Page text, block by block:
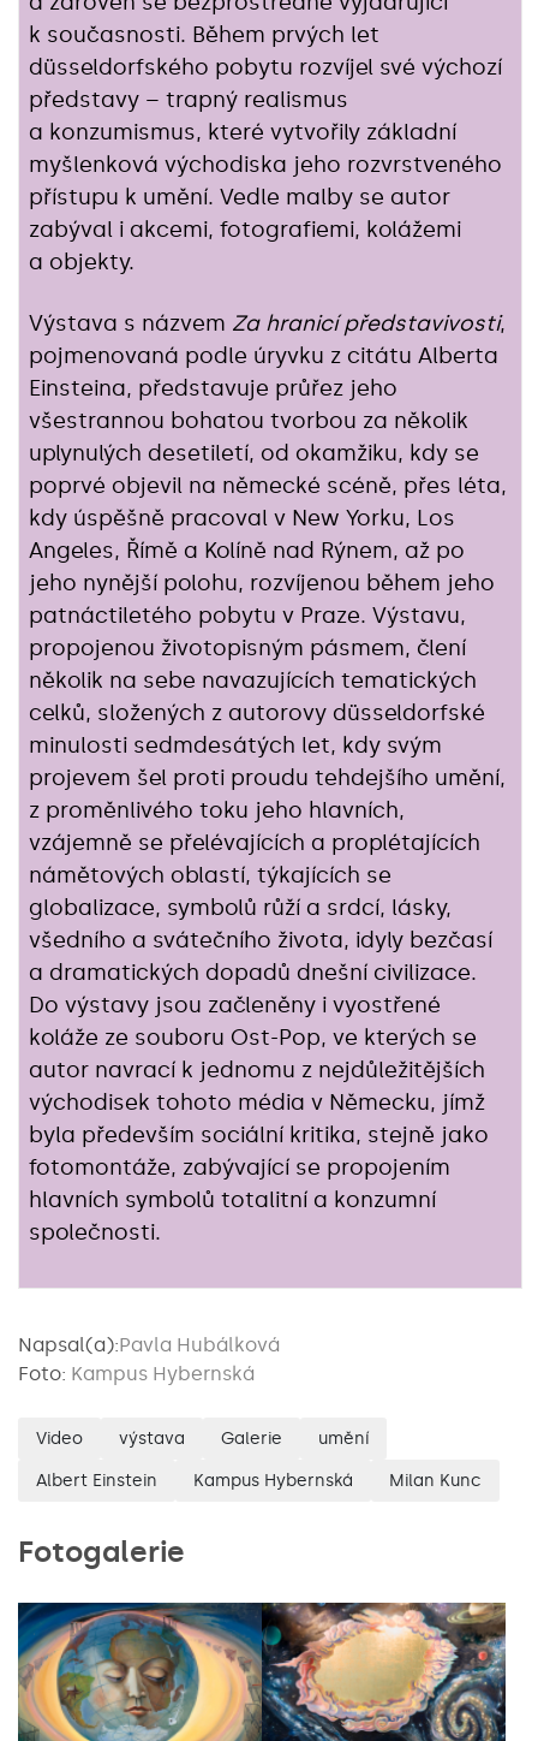
k současnosti. Během prvých let
düsseldorfského pobytu rozvíjel své výchozí
představy – trapný realismus
a konzumismus, které vytvořily základní
myšlenková východiska jeho rozvrstveného
přístupu k umění. Vedle malby se autor
zabýval i akcemi, fotografiemi, kolážemi
a objekty.
Výstava s názvem Za hranicí představivosti,
pojmenovaná podle úryvku z citátu Alberta
Einsteina, představuje průřez jeho
všestrannou bohatou tvorbou za několik
uplynulých desetiletí, od okamžiku, kdy se
poprvé objevil na německé scéně, přes léta,
kdy úspěšně pracoval v New Yorku, Los
Angeles, Římě a Kolíně nad Rýnem, až po
jeho nynější polohu, rozvíjenou během jeho
patnáctiletého pobytu v Praze. Výstavu,
propojenou životopisným pásmem, člení
několik na sebe navazujících tematických
celků, složených z autorovy düsseldorfské
minulosti sedmdesátých let, kdy svým
projevem šel proti proudu tehdejšího umění,
z proměnlivého toku jeho hlavních,
vzájemně se přelévajících a proplétajících
námětových oblastí, týkajících se
globalizace, symbolů růží a srdcí, lásky,
všedního a svátečního života, idyly bezčasí
a dramatických dopadů dnešní civilizace.
Do výstavy jsou začleněny i vyostřené
koláže ze souboru Ost-Pop, ve kterých se
autor navrací k jednomu z nejdůležitějších
východisek tohoto média v Německu, jímž
byla především sociální kritika, stejně jako
fotomontáže, zabývající se propojením
hlavních symbolů totalitní a konzumní
společnosti.
Napsal(a):Pavla Hubálková
Foto: Kampus Hybernská
Video výstava Galerie umění
Albert Einstein Kampus Hybernská Milan Kunc
Fotogalerie